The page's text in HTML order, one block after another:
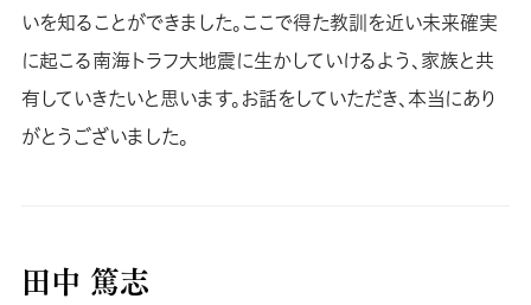
いを知ることができました。ここで得た教訓を近い未来確実
に起こる南海トラフ大地震に生かしていけるよう、家族と共
有していきたいと思います。お話をしていただき、本当にあり
がとうございました。
田中 篤志